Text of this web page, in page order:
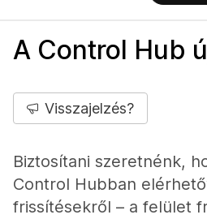
A Control Hub
Visszajelzés?
Biztosítani szeretnénk,
Control Hubban
frissítésekről – a felület